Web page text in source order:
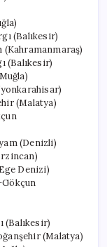
(Balıkesir)
(Kahramanmaraş)
(Balıkesir)
(Malatya)
(Denizli)
Denizi)
(Balıkesir)
(Malatya)